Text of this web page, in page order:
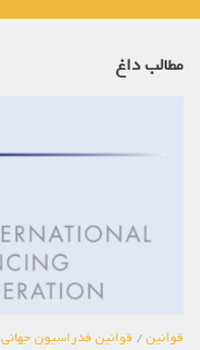
مطالب داغ
قوانین/ قوانین فدراسیون جهانی